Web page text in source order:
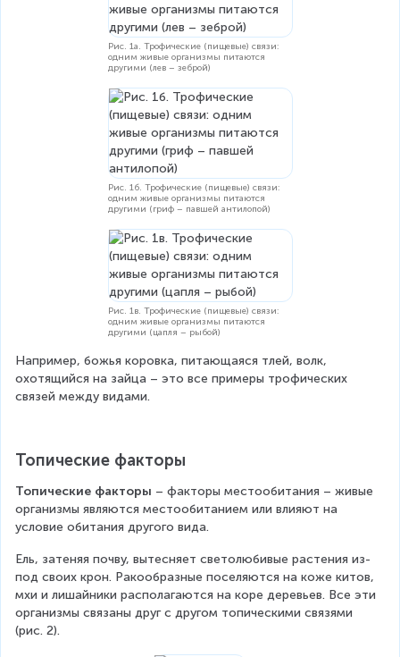
Рис. 1а. Трофические (пищевые) связи:
одним живые организмы питаются
другими (лев – зеброй)
Рис. 1б. Трофические (пищевые) связи:
одним живые организмы питаются
другими (гриф – павшей антилопой)
Рис. 1в. Трофические (пищевые) связи:
одним живые организмы питаются
другими (цапля – рыбой)
Например, божья коровка, питающаяся тлей, волк,
охотящийся на зайца – это все примеры трофических
связей между видами.
Топические факторы
Топические факторы – факторы местообитания – живые
организмы являются местообитанием или влияют на
условие обитания другого вида.
Ель, затеняя почву, вытесняет светолюбивые растения из-
под своих крон. Ракообразные поселяются на коже китов,
мхи и лишайники располагаются на коре деревьев. Все эти
организмы связаны друг с другом топическими связями
(рис. 2).